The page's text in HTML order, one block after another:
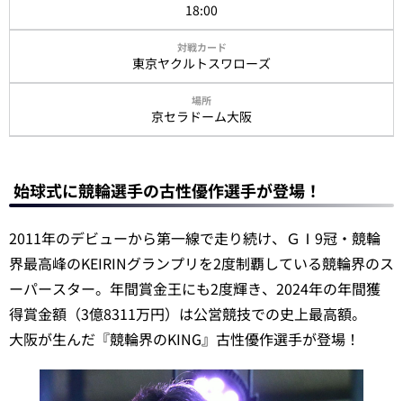
18:00
東京ヤクルトスワローズ
京セラドーム大阪
始球式に競輪選手の古性優作選手が登場！
2011年のデビューから第一線で走り続け、ＧⅠ9冠・競輪
界最高峰のKEIRINグランプリを2度制覇している競輪界のス
ーパースター。年間賞金王にも2度輝き、2024年の年間獲
得賞金額（3億8311万円）は公営競技での史上最高額。
大阪が生んだ『競輪界のKING』古性優作選手が登場！